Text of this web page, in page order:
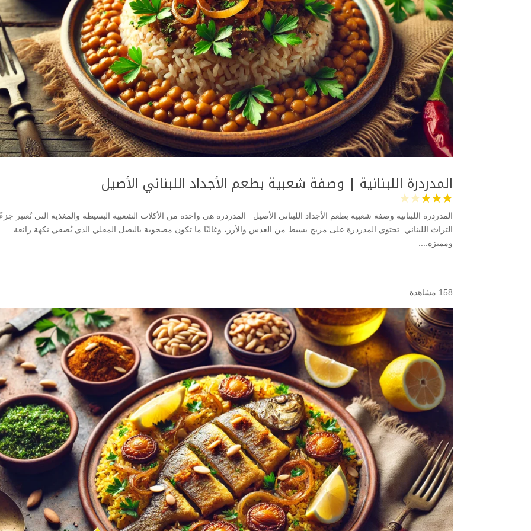
المدردرة اللبنانية | وصفة شعبية بطعم الأجداد اللبناني الأصيل
المدردرة اللبنانية وصفة شعبية بطعم الأجداد اللبناني الأصيل المدردرة هي واحدة من الأكلات الشعبية البسيطة والمغذية التي تُعتبر
التراث اللبناني. تحتوي المدردرة على مزيج بسيط من العدس والأرز، وغالبًا ما تكون مصحوبة بالبصل المقلي الذي يُضفي نكهة رائعة
ومميزة....
158 مشاهدة